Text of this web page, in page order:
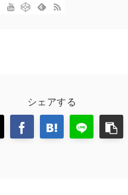
シェアする